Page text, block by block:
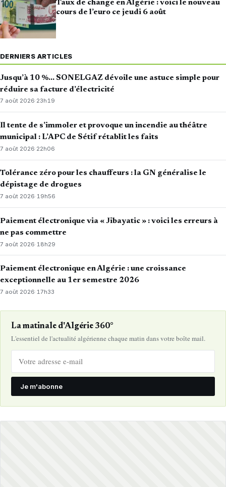
Taux de change en Algérie : voici le nouveau
cours de l’euro ce jeudi 6 août
DERNIERS ARTICLES
Jusqu’à 10 %… SONELGAZ dévoile une astuce simple pour
réduire sa facture d’électricité
7 août 2026·23h19
Il tente de s’immoler et provoque un incendie au théâtre
municipal : L’APC de Sétif rétablit les faits
7 août 2026·22h06
Tolérance zéro pour les chauffeurs : la GN généralise le
dépistage de drogues
7 août 2026·19h56
Paiement électronique via « Jibayatic » : voici les erreurs à
ne pas commettre
7 août 2026· 18h29
Paiement électronique en Algérie : une croissance
exceptionnelle au 1er semestre 2026
7 août 2026·17h33
La matinale d'Algérie 360°
L'essentiel de l'actualité algérienne chaque matin dans votre boîte mail.
Je m'abonne